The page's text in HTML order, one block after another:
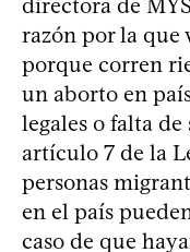
razón por la que
porque corren
un aborto en
legales o falta
artículo 7 de la
personas
en el país
caso de que